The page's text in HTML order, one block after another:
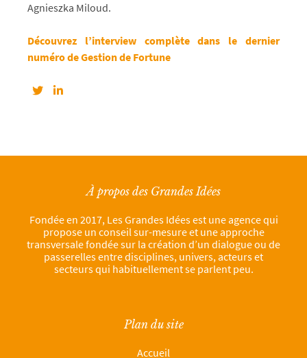
Agnieszka Miloud.
Découvrez l’interview complète dans le dernier
numéro de Gestion de Fortune
À propos des Grandes Idées
Fondée en 2017, Les Grandes Idées est une agence qui
propose un conseil sur-mesure et une approche
transversale fondée sur la création d’un dialogue ou de
passerelles entre disciplines, univers, acteurs et
secteurs qui habituellement se parlent peu.
Plan du site
Accueil